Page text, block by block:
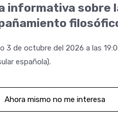
informativa sobre
3 de octubre del 2026 a las
española).
Ahora mismo no me interesa